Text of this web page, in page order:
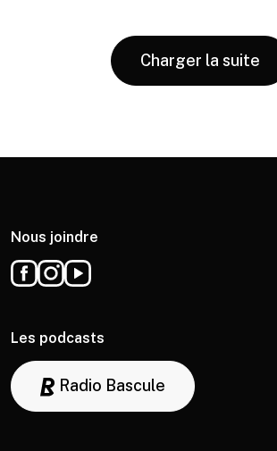
Charger la suite
Nous joindre
Les podcasts
Radio Bascule